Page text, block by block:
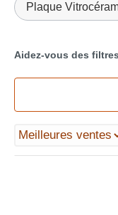
Plaque
Aidez-vous des